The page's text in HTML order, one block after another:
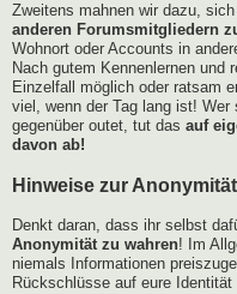
Zweitens mahnen wir dazu, sich
anderen Forumsmitgliedern
Wohnort oder Accounts in
Nach gutem Kennenlernen und
Einzelfall möglich oder ratsam
viel, wenn der Tag lang ist!
gegenüber outet, tut das auf
davon ab!
Hinweise zur Anonymität
Denkt daran, dass ihr selbst
Anonymität zu wahren! Im
niemals Informationen
Rückschlüsse auf eure Identität